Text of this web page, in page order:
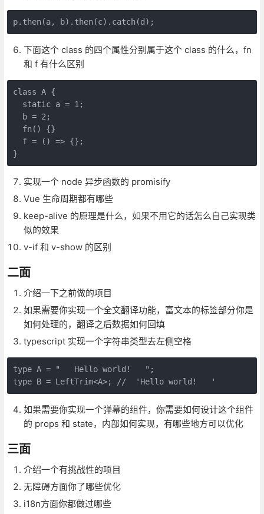
下面这个 class 的四个属性分别属于这个 class 的什么，fn
和 f 有什么区别
class A {
  static a = 1;
  b = 2;
  fn() {}
  f = () => {};
实现一个 node 异步函数的 promisify
Vue 生命周期都有哪些
keep-alive 的原理是什么，如果不用它的话怎么自己实现类
似的效果
v-if 和 v-show 的区别
二面
介绍一下之前做的项目
如果需要你实现一个全文翻译功能，富文本的标签部分你是
如何处理的，翻译之后数据如何回填
typescript 实现一个字符串类型去左侧空格
type A = "   Hello world!   ";
如果需要你实现一个弹幕的组件，你需要如何设计这个组件
的 props 和 state，内部如何实现，有哪些地方可以优化
三面
介绍一个有挑战性的项目
无障碍方面你了哪些优化
i18n方面你都做过哪些